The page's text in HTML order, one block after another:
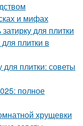
и мифах
для плитки
плитки в
для плитки: советы
полное
хрущевки